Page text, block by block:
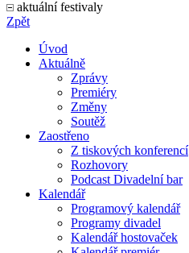
aktuální festivaly
Zpět
Úvod
Aktuálně
Zprávy
Premiéry
Změny
Soutěž
Zaostřeno
Z tiskových konferencí
Rozhovory
Podcast Divadelní bar
Kalendář
Programový kalendář
Programy divadel
Kalendář hostovaček